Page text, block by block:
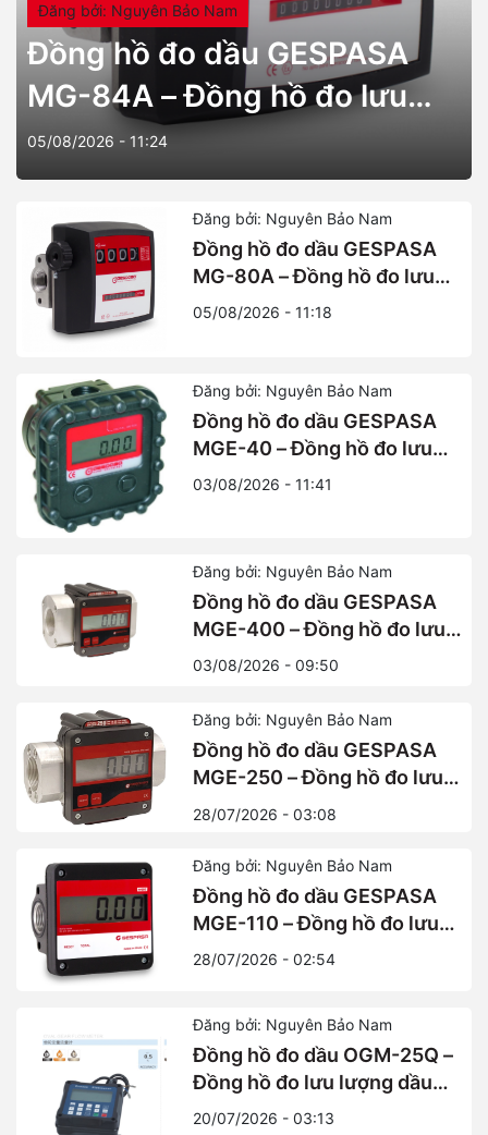
Đăng bởi: Nguyên Bảo Nam
Đồng hồ đo dầu GESPASA
MG-84A – Đồng hồ đo lưu
lượng cơ khí cao cấp từ Tây
Ban Nha
05/08/2026 - 11:24
Đăng bởi: Nguyên Bảo Nam
Đồng hồ đo dầu GESPASA
MG-80A – Đồng hồ đo lưu
lượng dầu Diesel cơ khí
05/08/2026 - 11:18
Đăng bởi: Nguyên Bảo Nam
Đồng hồ đo dầu GESPASA
MGE-40 – Đồng hồ đo lưu
lượng điện tử chính xác cao
03/08/2026 - 11:41
Đăng bởi: Nguyên Bảo Nam
Đồng hồ đo dầu GESPASA
MGE-400 – Đồng hồ đo lưu
lượng điện tử công suất lớn
03/08/2026 - 09:50
Đăng bởi: Nguyên Bảo Nam
Đồng hồ đo dầu GESPASA
MGE-250 – Đồng hồ đo lưu
lượng điện tử lưu lượng lớn
28/07/2026 - 03:08
Đăng bởi: Nguyên Bảo Nam
Đồng hồ đo dầu GESPASA
MGE-110 – Đồng hồ đo lưu
lượng điện tử chính xác cao
28/07/2026 - 02:54
Đăng bởi: Nguyên Bảo Nam
Đồng hồ đo dầu OGM-25Q –
Đồng hồ đo lưu lượng dầu
điện tử cài đặt trước chính
20/07/2026 - 03:13